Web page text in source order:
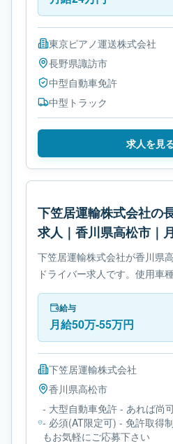
東京ピアノ運送株式会社
長野県諏訪市
中型自動車免許
中型トラック
求人を見
下笠居運輸株式会社の
求人｜香川県高松市｜
下笠居運輸株式会社が香川県
ドライバー求人です。使用車
必要免許は- 大型自動車免許
給与
月給50万-55万円
下笠居運輸株式会社
香川県高松市
- 大型自動車免許 - あれば尚
- 必須(AT限定可) - 免許取得
もお気軽にご応募下さい